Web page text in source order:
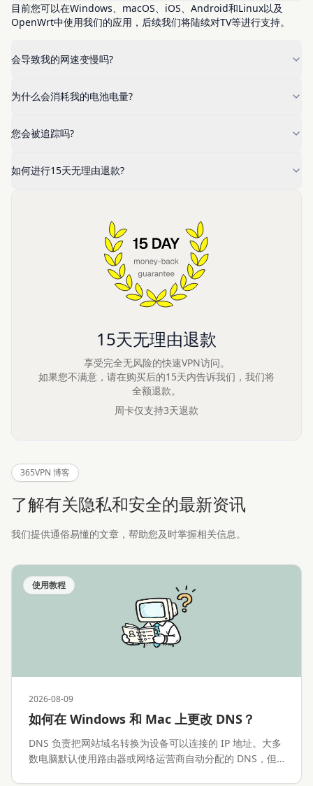
目前您可以在Windows、macOS、iOS、Android和Linux以及
OpenWrt中使用我们的应用，后续我们将陆续对TV等进行支持。
会导致我的网速变慢吗?
为什么会消耗我的电池电量?
您会被追踪吗?
如何进行15天无理由退款?
15天无理由退款
享受完全无风险的快速VPN访问。
如果您不满意，请在购买后的15天内告诉我们，我们将
全额退款。
周卡仅支持3天退款
365VPN 博客
了解有关隐私和安全的最新资讯
我们提供通俗易懂的文章，帮助您及时掌握相关信息。
使用教程
2026-08-09
如何在 Windows 和 Mac 上更改 DNS？
DNS 负责把网站域名转换为设备可以连接的 IP 地址。大多
数电脑默认使用路由器或网络运营商自动分配的 DNS，但